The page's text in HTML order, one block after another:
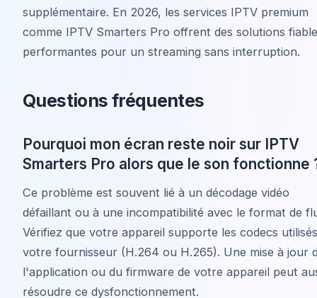
supplémentaire. En 2026, les services IPTV premium
comme IPTV Smarters Pro offrent des solutions
performantes pour un streaming sans interruption.
Questions fréquentes
Pourquoi mon écran reste noir sur IPTV
Smarters Pro alors que le son fonctionne
Ce problème est souvent lié à un décodage vidéo
défaillant ou à une incompatibilité avec le format de
Vérifiez que votre appareil supporte les codecs
votre fournisseur (H.264 ou H.265). Une mise à jour
l'application ou du firmware de votre appareil peut
résoudre ce dysfonctionnement.